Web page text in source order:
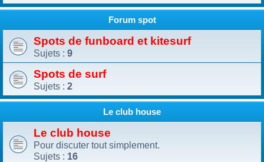
Forum spot
Spots de funboard et kitesurf
Sujets : 9
Spots de surf
Sujets : 2
Le club house
Le club house
Pour discuter tout simplement.
Sujets : 16